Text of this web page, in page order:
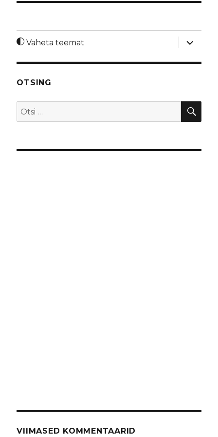
Vaheta teemat
laienda
OTSING
Otsi:
VIIMASED KOMMENTAARID